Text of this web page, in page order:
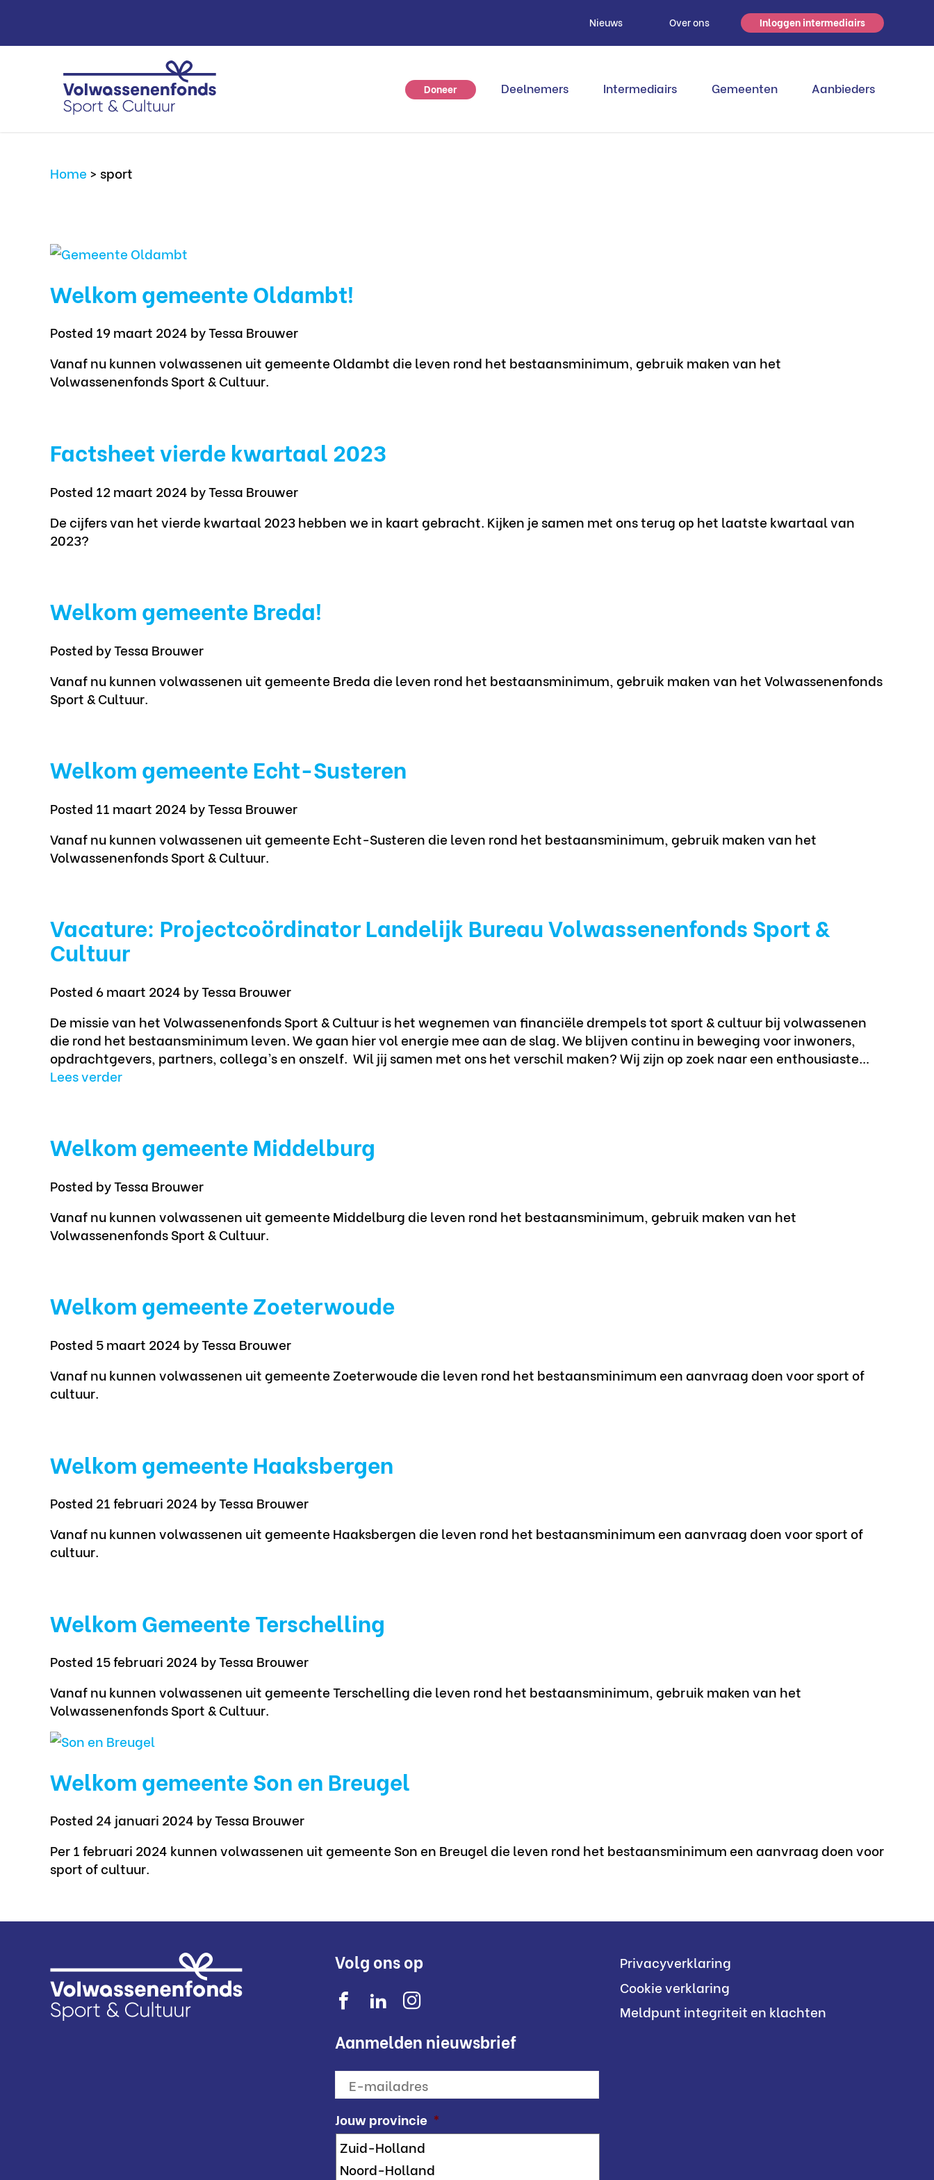
Nieuws Over ons Inloggen intermediairs
Doneer Deelnemers Intermediairs Gemeenten Aanbieders
Home > sport
Welkom gemeente Oldambt!
Posted 19 maart 2024 by Tessa Brouwer
Vanaf nu kunnen volwassenen uit gemeente Oldambt die leven rond het bestaansminimum, gebruik maken van het
Volwassenenfonds Sport & Cultuur.
Factsheet vierde kwartaal 2023
Posted 12 maart 2024 by Tessa Brouwer
De cijfers van het vierde kwartaal 2023 hebben we in kaart gebracht. Kijken je samen met ons terug op het laatste kwartaal van
2023?
Welkom gemeente Breda!
Posted by Tessa Brouwer
Vanaf nu kunnen volwassenen uit gemeente Breda die leven rond het bestaansminimum, gebruik maken van het Volwassenenfonds
Sport & Cultuur.
Welkom gemeente Echt-Susteren
Posted 11 maart 2024 by Tessa Brouwer
Vanaf nu kunnen volwassenen uit gemeente Echt-Susteren die leven rond het bestaansminimum, gebruik maken van het
Volwassenenfonds Sport & Cultuur.
Vacature: Projectcoördinator Landelijk Bureau Volwassenenfonds Sport &
Cultuur
Posted 6 maart 2024 by Tessa Brouwer
De missie van het Volwassenenfonds Sport & Cultuur is het wegnemen van financiële drempels tot sport & cultuur bij volwassenen
die rond het bestaansminimum leven. We gaan hier vol energie mee aan de slag. We blijven continu in beweging voor inwoners,
opdrachtgevers, partners, collega’s en onszelf. Wil jij samen met ons het verschil maken? Wij zijn op zoek naar een enthousiaste…
Lees verder
Welkom gemeente Middelburg
Posted by Tessa Brouwer
Vanaf nu kunnen volwassenen uit gemeente Middelburg die leven rond het bestaansminimum, gebruik maken van het
Volwassenenfonds Sport & Cultuur.
Welkom gemeente Zoeterwoude
Posted 5 maart 2024 by Tessa Brouwer
Vanaf nu kunnen volwassenen uit gemeente Zoeterwoude die leven rond het bestaansminimum een aanvraag doen voor sport of
cultuur.
Welkom gemeente Haaksbergen
Posted 21 februari 2024 by Tessa Brouwer
Vanaf nu kunnen volwassenen uit gemeente Haaksbergen die leven rond het bestaansminimum een aanvraag doen voor sport of
cultuur.
Welkom Gemeente Terschelling
Posted 15 februari 2024 by Tessa Brouwer
Vanaf nu kunnen volwassenen uit gemeente Terschelling die leven rond het bestaansminimum, gebruik maken van het
Volwassenenfonds Sport & Cultuur.
Welkom gemeente Son en Breugel
Posted 24 januari 2024 by Tessa Brouwer
Per 1 februari 2024 kunnen volwassenen uit gemeente Son en Breugel die leven rond het bestaansminimum een aanvraag doen voor
sport of cultuur.
Volg ons op
Aanmelden nieuwsbrief
E-
mailadres *
Jouw provincie *
Privacyverklaring
Cookie verklaring
Meldpunt integriteit en klachten